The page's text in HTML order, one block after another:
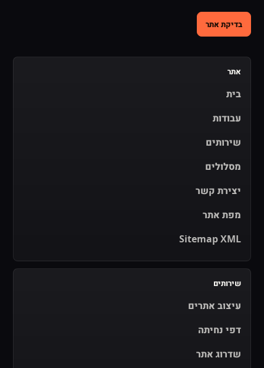
בדיקת אתר
אתר
בית
עבודות
שירותים
מסלולים
יצירת קשר
מפת אתר
Sitemap XML
שירותים
עיצוב אתרים
דפי נחיתה
שדרוג אתר